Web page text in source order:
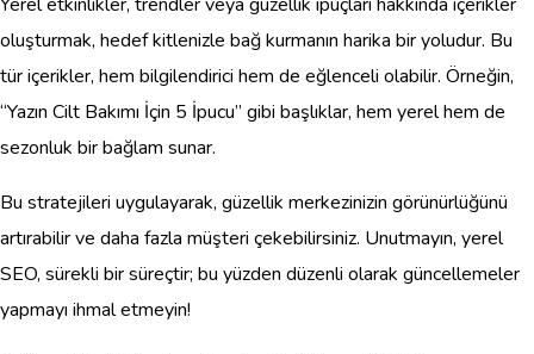
oluşturmak, hedef kitlenizle bağ kurmanın harika bir yoludur. Bu
tür içerikler, hem bilgilendirici hem de eğlenceli olabilir. Örneğin,
“Yazın Cilt Bakımı İçin 5 İpucu” gibi başlıklar, hem yerel hem de
sezonluk bir bağlam sunar.
Bu stratejileri uygulayarak, güzellik merkezinizin görünürlüğünü
artırabilir ve daha fazla müşteri çekebilirsiniz. Unutmayın, yerel
SEO, sürekli bir süreçtir; bu yüzden düzenli olarak güncellemeler
yapmayı ihmal etmeyin!